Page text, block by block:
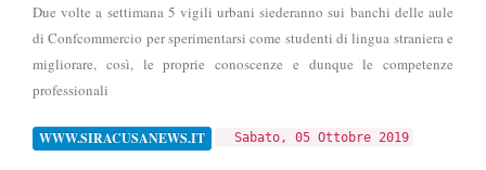
Due volte a settimana 5 vigili urbani siederanno sui banchi delle aule
di Confcommercio per sperimentarsi come studenti di lingua straniera e
migliorare, così, le proprie conoscenze e dunque le competenze
professionali
WWW.SIRACUSANEWS.IT Sabato, 05 Ottobre 2019